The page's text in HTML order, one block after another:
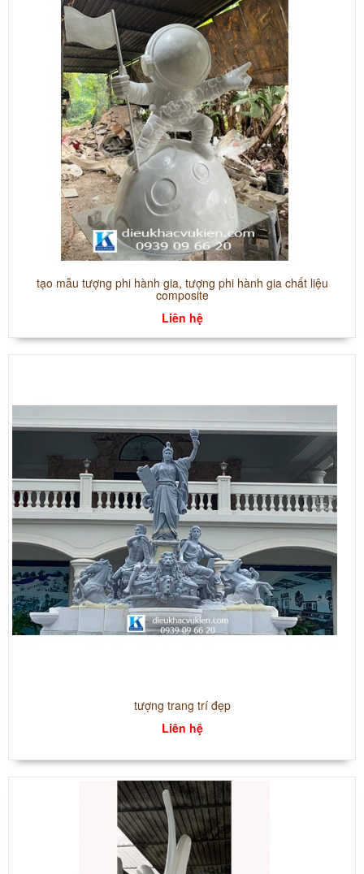
tạo mẫu tượng phi hành gia, tượng phi hành gia chất liệu
composite
Liên hệ
tượng trang trí đẹp
Liên hệ